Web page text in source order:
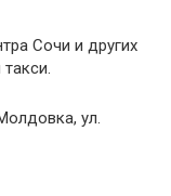
Сочи и других
ул.